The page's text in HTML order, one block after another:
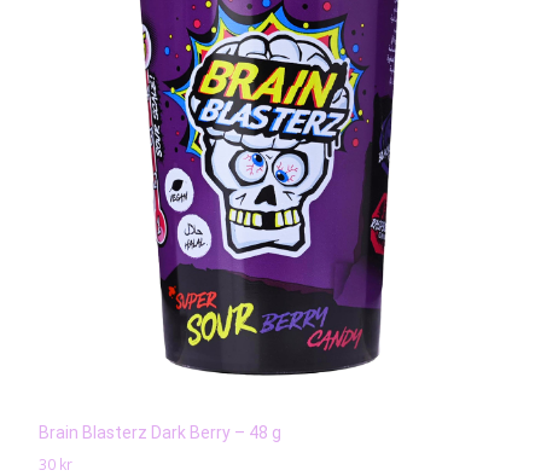
Brain Blasterz Dark Berry – 48 g
30 kr